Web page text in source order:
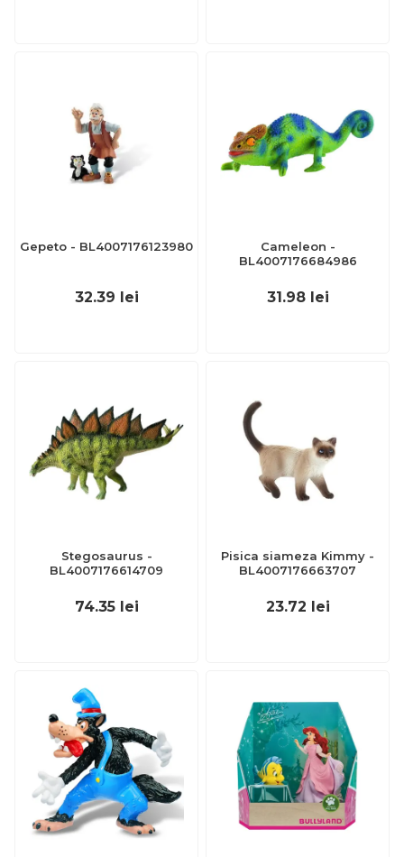
Gepeto - BL4007176123980
32.39 lei
Cameleon -
BL4007176684986
31.98 lei
Stegosaurus -
BL4007176614709
74.35 lei
Pisica siameza Kimmy -
BL4007176663707
23.72 lei